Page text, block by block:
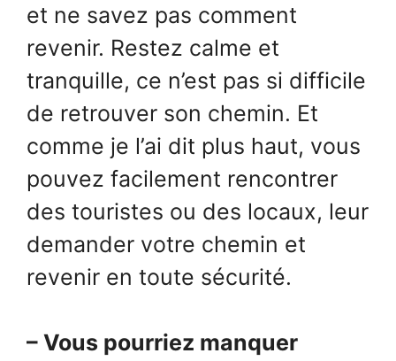
et ne savez pas comment
revenir. Restez calme et
tranquille, ce n’est pas si difficile
de retrouver son chemin. Et
comme je l’ai dit plus haut, vous
pouvez facilement rencontrer
des touristes ou des locaux, leur
demander votre chemin et
revenir en toute sécurité.
– Vous pourriez manquer